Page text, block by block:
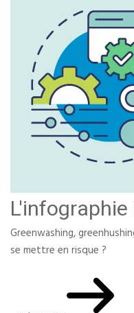
L'infographie
Greenwashing,
se mettre en risque ?